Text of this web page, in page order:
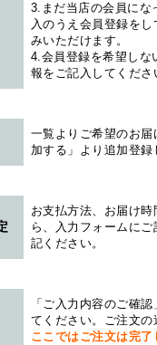
3.まだ当店の会員にな
入のうえ会員登録を
みいただけます。
4.会員登録を希望しな
報をご記入してくださ
一覧よりご希望のお
加する」より追加登
お支払方法、お届け
ら、入力フォームに
記ください。
「ご入力内容のご確
てください。ご注文
ここではご注文は完